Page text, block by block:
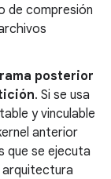
de compresión
posterior
. Si se usa
y vinculable
anterior
que se ejecuta
arquitectura